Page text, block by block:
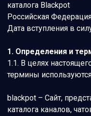
каталога Blackpot
Российская
Дата вступления в
1. Определения и
1.1. В целях
термины
blackpot – Сайт,
каталога каналов,